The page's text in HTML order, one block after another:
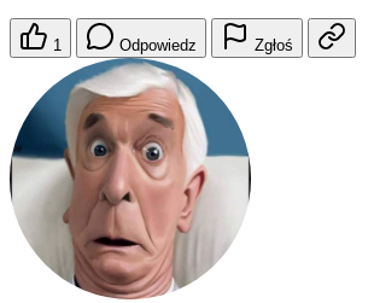
1 Odpowiedz Zgłoś